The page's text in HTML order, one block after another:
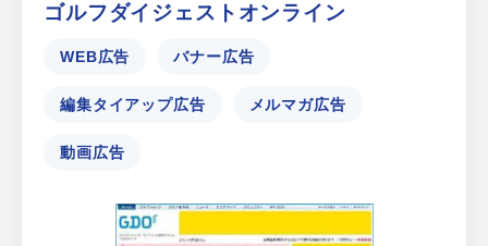
ゴルフダイジェストオンライン
WEB広告 バナー広告
編集タイアップ広告 メルマガ広告
動画広告